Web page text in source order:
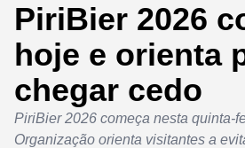
PiriBier 2026
hoje e orienta
chegar cedo
PiriBier 2026 começa nesta quinta-
Organização orienta visitantes a